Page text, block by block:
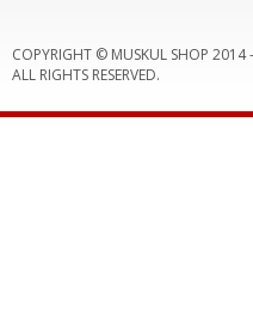
COPYRIGHT © MUSKUL SHOP 2014 -
ALL RIGHTS RESERVED.